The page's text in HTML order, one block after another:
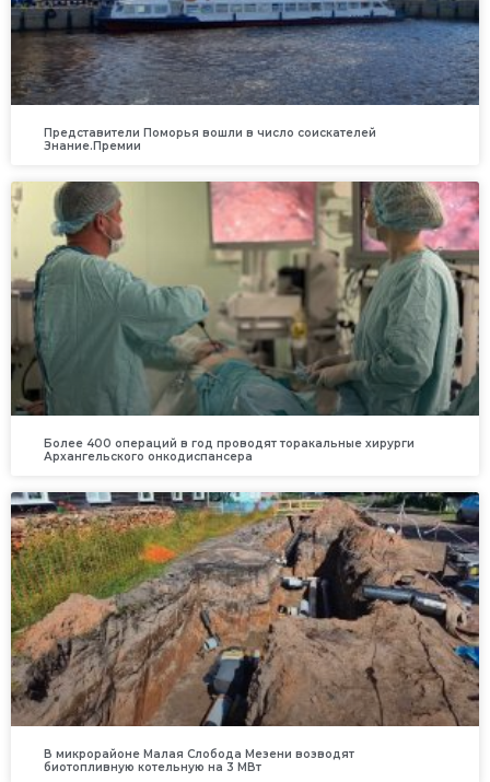
Представители Поморья вошли в число соискателей
Знание.Премии
Более 400 операций в год проводят торакальные хирурги
Архангельского онкодиспансера
В микрорайоне Малая Слобода Мезени возводят
биотопливную котельную на 3 МВт